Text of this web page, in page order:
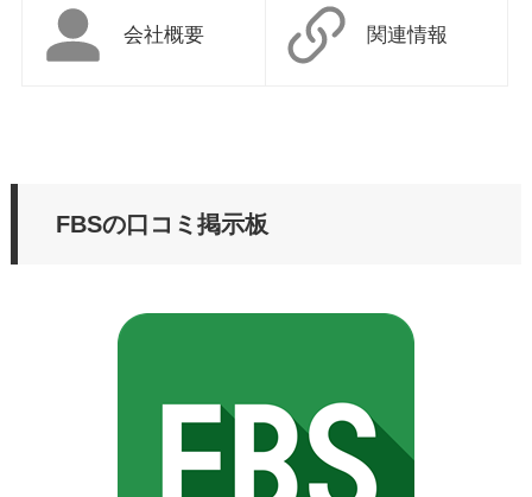
会社概要 関連情報
FBSの口コミ掲示板